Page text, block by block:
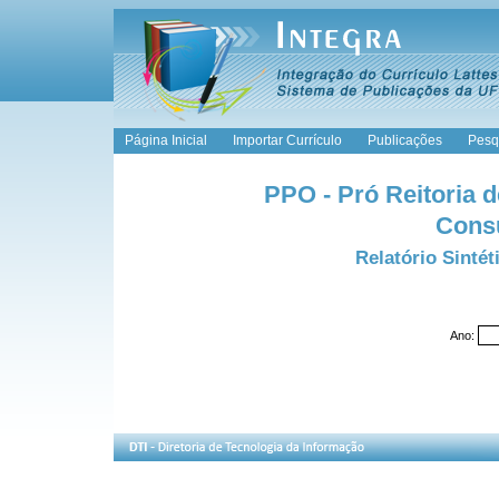
Página Inicial Importar Currículo Publicações
PPO - Pró Reitoria
Relatório
Ano: